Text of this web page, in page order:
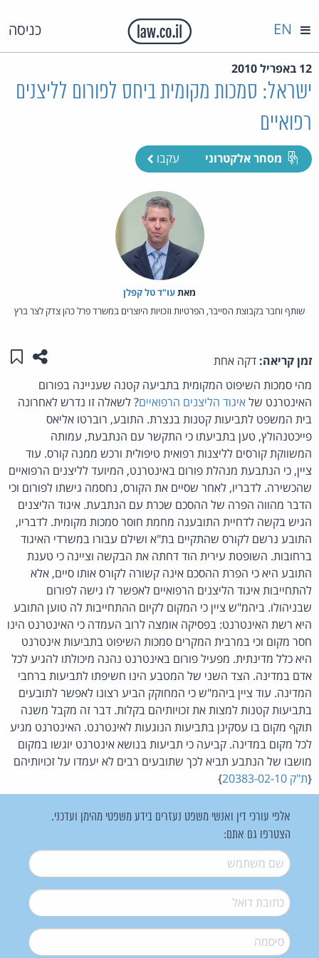
כניסה EN
12 באפריל 2010
ישראל: סמכות מקומית ביחס לפורום לליצנים
רפואיים
מסחר אלקטרוני עקבו
מאת‏עו"ד טל קפלן
שותף וחבר בקבוצת הסייבר, הפרטיות וזכויות היוצרים במשרד פרל כהן צדק לצר ברץ
זמן קריאה: דקה אחת שתפו
מהי סמכות השיפוט המקומית בתביעה קטנה שעניינה בפורום
האינטרנט שלאיגוד הליצנים הרפואיים? לשאלה זו נדרש לאחרונה
בית המשפט לתביעות קטנות בנצרת. התובע, רוברטו אליאס
פייכטנהולץ, טען בתביעתו כי התקשר עם הנתבעת, עמותה
המשווקת קורסים לליצנות רפואית טיפולית ורכש ממנה קורס. עוד
ציין, כי הנתבעת מנהלת פורום באינטרנט, המיועד לליצנים הרפואיים
שהכשירה. לדבריו, לאחר שסיים את הקורס, נחסמה גישתו לפורום וכי
הדבר מהווה הפרה של ההסכם שכרת עם הנתבעת. איגוד הליצנים
הגיש בקשה לדחיית התובענה מחמת חוסר סמכות מקומית. לדבריו,
התובע נרשם לקורס שהתקיים בת"א ושילם עבורו במשרדי האיגוד
ברחובות. השופטת עירית הוד דחתה את הבקשה וציינה כי טענת
התובע היא כי הפרת ההסכם אינה קשורה לקורס אותו סיים, אלא
להתחייבות איגוד הליצנים הרפואיים לאפשר לו גישה לפורום
שבניהולו. ביהמ"ש ציין כי המקום לקיום ההתחייבות לה טוען התובע
היא רשת האינטרנט: בפסיקה אומצה לרוב העמדה כי האינטרנט הינו
חסר מקום וכי במרבית המקרים סמכות השיפוט בתביעות אינטרנט
היא כלל מדינתית. מפעיל פורום באינטרנט נהנה מיכולתו להגיע לכל
אדם במדינה. הצד השני של המטבע הינו חשיפתו לתביעות ברחבי
המדינה. עוד ציין ביהמ"ש כי המחוקק הביע רצונו לאפשר לתובעים
בתביעות קטנות למצות את זכויותיהם בקלות. דבר זה מקבל משנה
תוקף מקום בו עסקינן בתביעות הנוגעות לאינטרנט. האינטרנט מגיע
לכל מקום במדינה. קביעה כי תביעות בנושא אינטרנט יוגשו במקום
מושבו של הנתבע תביא לכך שתובעים רבים לא יעמדו על זכויותיהם
{ת"ק 20383-02-10 }
אלפי עורכי דין ואנשי משפט נעזרים בידע משפטי מהימן ועדכני.
הצטרפו גם אתם:
שם משתמש*
דואל*
סיסמה*